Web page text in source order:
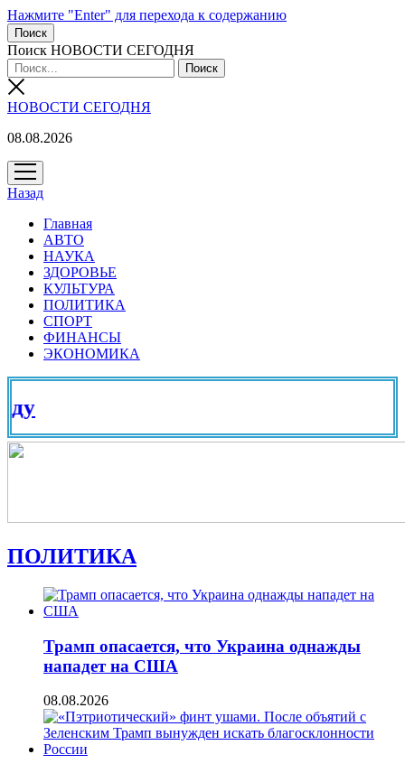
Нажмите "Enter" для перехода к содержанию
Поиск
Поиск НОВОСТИ СЕГОДНЯ
НОВОСТИ СЕГОДНЯ
08.08.2026
открыть
меню
Назад
Главная
АВТО
НАУКА
ЗДОРОВЬЕ
КУЛЬТУРА
ПОЛИТИКА
СПОРТ
ФИНАНСЫ
ЭКОНОМИКА
ПОЛИТИКА
Трамп опасается, что Украина однажды
нападет на США
08.08.2026